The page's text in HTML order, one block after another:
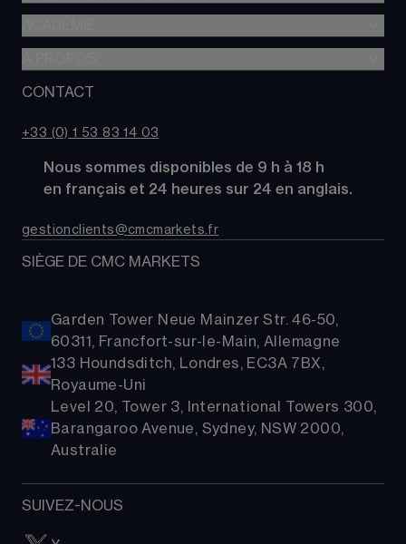
Trading d’options
Comparez des comptes
Coûts
Alpha
Actions
Matières Premières
ETFs
Paniers d'Actions
Glossaire
Nos analystes de marché
À propos de CMC Markets
Support
CONTACT
+33 (0) 1 53 83 14 03
      Nous sommes disponibles de 9 h à 18 h
      en français et 24 heures sur 24 en anglais.
gestionclients@cmcmarkets.fr
SIÈGE DE CMC MARKETS
Garden Tower Neue Mainzer Str. 46-50,
60311, Francfort-sur-le-Main, Allemagne
133 Houndsditch, Londres, EC3A 7BX,
Royaume-Uni
Level 20, Tower 3, International Towers 300,
Barangaroo Avenue, Sydney, NSW 2000,
Australie
SUIVEZ-NOUS